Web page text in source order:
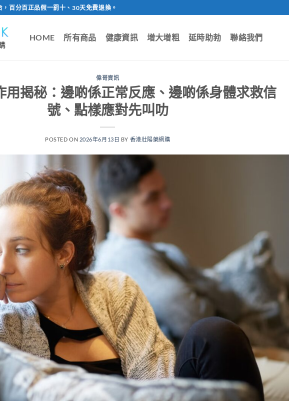
百分百正品假一罰十、30天免費退換。
HOME 所有商品 健康資訊 增大增粗 延時助勃 聯絡我們
偉哥資訊
用揭秘：邊啲係正常反應、邊啲係身體求救信
號、點樣應對先叫叻
POSTED ON 2026年6月13日 BY 香港壯陽藥網購